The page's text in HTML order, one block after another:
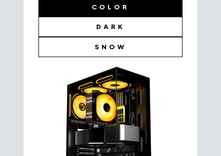
COLOR
DARK
SNOW